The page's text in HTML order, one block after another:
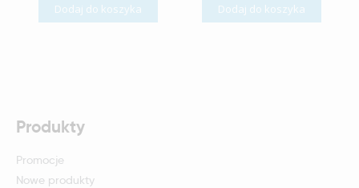
Dodaj do koszyka Dodaj do koszyka
Produkty
Promocje
Nowe produkty